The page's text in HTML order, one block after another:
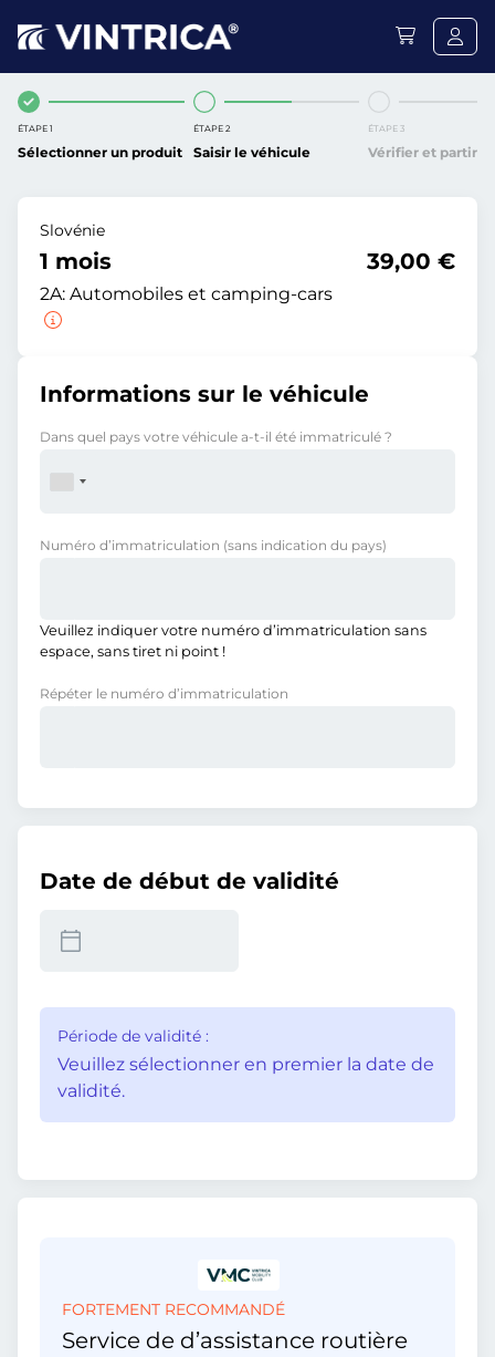
ÉTAPE 1
Sélectionner un produit
ÉTAPE 2
Saisir le véhicule
ÉTAPE 3
Vérifier et partir
Slovénie
1 mois
2A: Automobiles et camping-cars
39,00 €
Informations sur le véhicule
Dans quel pays votre véhicule a-t-il été immatriculé ?
Numéro d’immatriculation (sans indication du pays)
Veuillez indiquer votre numéro d’immatriculation sans
espace, sans tiret ni point !
Répéter le numéro d’immatriculation
Date de début de validité
Période de validité :
Veuillez sélectionner en premier la date de
validité.
FORTEMENT RECOMMANDÉ
Service de d’assistance routière